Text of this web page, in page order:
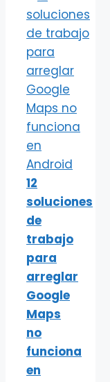
12
soluciones
de
trabajo
para
arreglar
Google
Maps
no
funciona
en